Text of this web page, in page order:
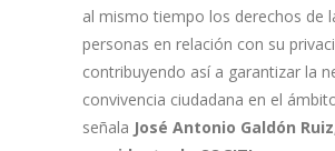
al mismo tiempo los derechos de
personas en relación con su
contribuyendo así a garantizar la
convivencia ciudadana en el
señala José Antonio Galdón